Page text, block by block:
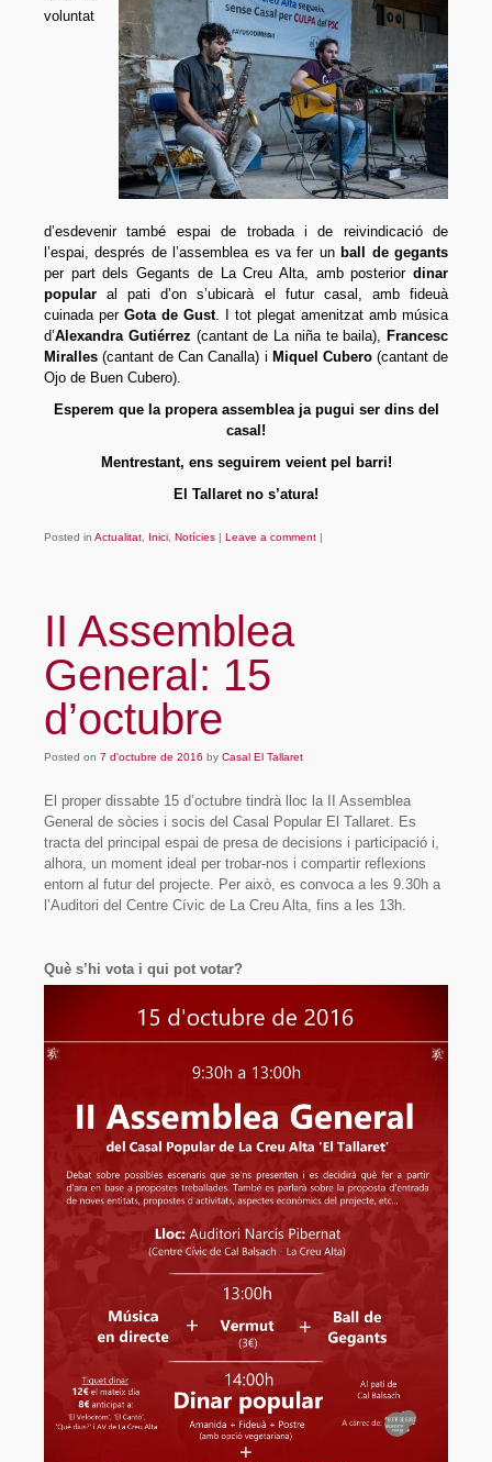
voluntat
d’esdevenir també espai de trobada i de reivindicació de
l’espai, després de l’assemblea es va fer un ball de gegants
per part dels Gegants de La Creu Alta, amb posterior dinar
popular al pati d’on s’ubicarà el futur casal, amb fideuà
cuinada per Gota de Gust. I tot plegat amenitzat amb música
d’Alexandra Gutiérrez (cantant de La niña te baila),
Francesc
Miralles (cantant de Can Canalla) i Miquel Cubero(cantant de
Ojo de Buen Cubero).
Esperem que la propera assemblea ja pugui ser dins del
casal!
Mentrestant, ens seguirem veient pel barri!
El Tallaret no s’atura!
Posted in Actualitat Inici Notícies | Leave a comment |
II Assemblea
General: 15
d’octubre
Posted on 7 d'octubre de 2016 by Casal El Tallaret
El proper dissabte 15 d’octubre tindrà lloc la II Assemblea
General de sòcies i socis del Casal Popular El Tallaret. Es
tracta del principal espai de presa de decisions i participació i,
alhora, un moment ideal per trobar-nos i compartir reflexions
entorn al futur del projecte. Per això, es convoca a les 9.30h a
l’Auditori del Centre Cívic de La Creu Alta, fins a les 13h.
Què s’hi vota i qui pot votar?